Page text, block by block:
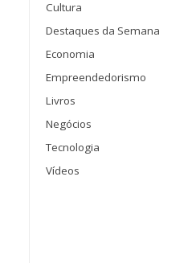
Cultura
Destaques da Semana
Economia
Empreendedorismo
Livros
Negócios
Tecnologia
Vídeos